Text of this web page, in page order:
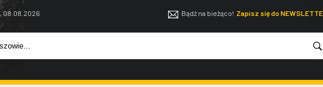
08.08.2026 Bądź na bieżąco! Zapisz się do